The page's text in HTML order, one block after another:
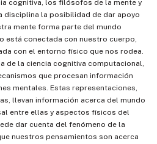
cognitiva, los filósofos de la mente y
disciplina la posibilidad de dar apoyo
mente forma parte del mundo
está conectada con nuestro cuerpo,
con el entorno físico que nos rodea.
de la ciencia cognitiva computacional,
que procesan información
mentales. Estas representaciones,
llevan información acerca del mundo
entre ellas y aspectos físicos del
dar cuenta del fenómeno de la
nuestros pensamientos son acerca